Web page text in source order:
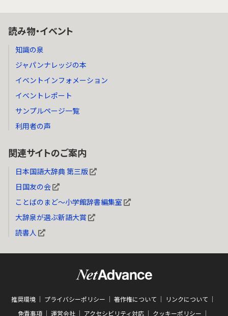
読み物・イベント
知識の泉
ジャパンナレッジの本
イベントインフォメーション
イベントレポート
サンプルページ一覧
利用者の声
関連サイトのご案内
日本国語大辞典 第三版
日国友の会
ことばのまど～小学館辞書編集室
大辞泉が選ぶ新語大賞
読書人
推奨環境 プライバシーポリシー 著作権について
リンクについて
免責事項
運営会社 アクセシビリティ対応 クッキーポリシー